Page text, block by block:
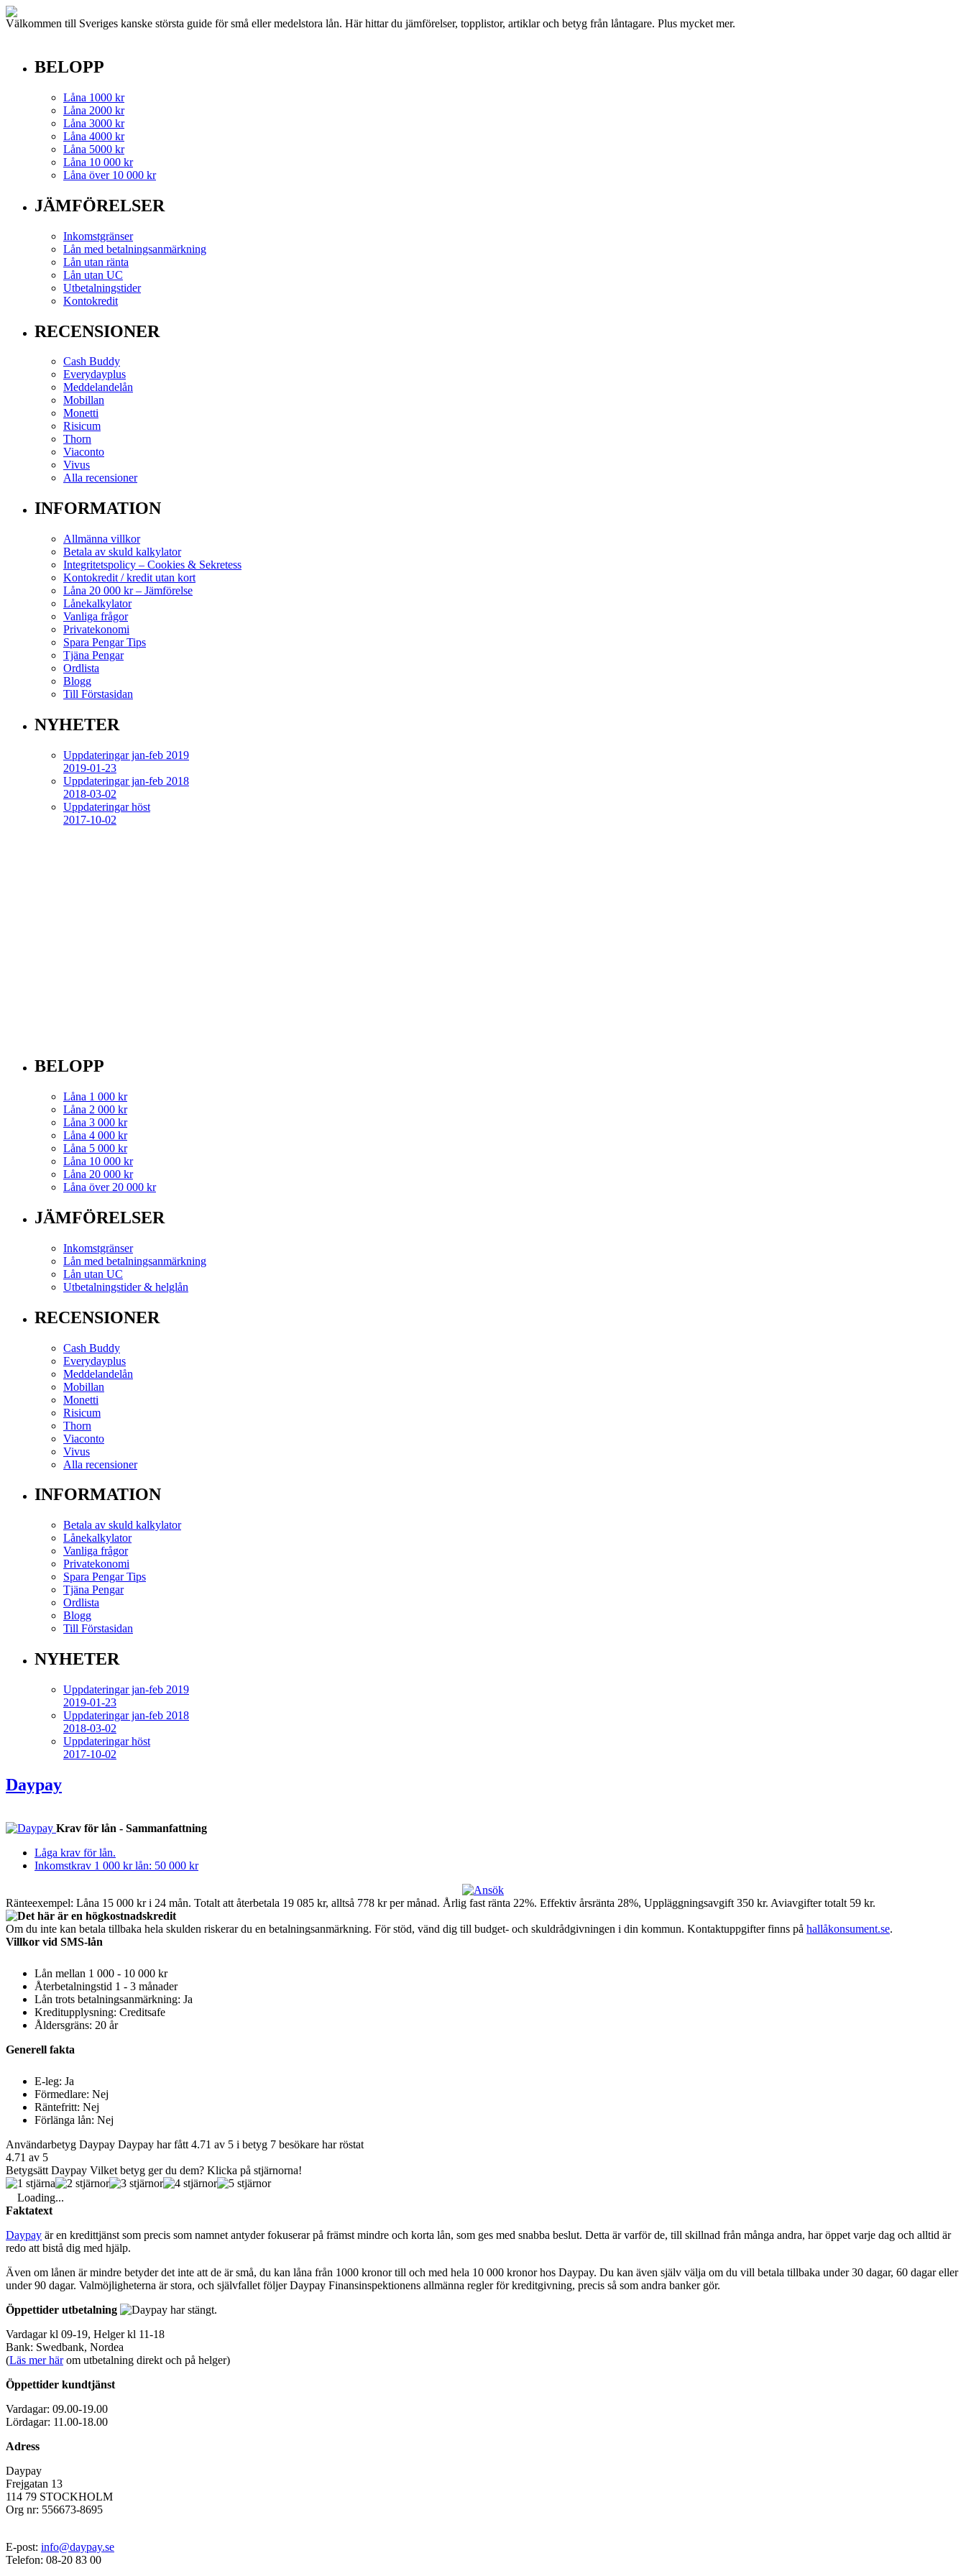
Välkommen till Sveriges kanske största guide för små eller medelstora lån. Här hittar du jämförelser, topplistor, artiklar och betyg från låntagare. Plus mycket mer.
BELOPP
Låna 1000 kr
Låna 2000 kr
Låna 3000 kr
Låna 4000 kr
Låna 5000 kr
Låna 10 000 kr
Låna över 10 000 kr
JÄMFÖRELSER
Inkomstgränser
Lån med betalningsanmärkning
Lån utan ränta
Lån utan UC
Utbetalningstider
Kontokredit
RECENSIONER
Cash Buddy
Everydayplus
Meddelandelån
Mobillan
Monetti
Risicum
Thorn
Viaconto
Vivus
Alla recensioner
INFORMATION
Allmänna villkor
Betala av skuld kalkylator
Integritetspolicy – Cookies & Sekretess
Kontokredit / kredit utan kort
Låna 20 000 kr – Jämförelse
Lånekalkylator
Vanliga frågor
Privatekonomi
Spara Pengar Tips
Tjäna Pengar
Ordlista
Blogg
Till Förstasidan
NYHETER
Uppdateringar jan-feb 2019
2019-01-23
Uppdateringar jan-feb 2018
2018-03-02
Uppdateringar höst
2017-10-02
BELOPP
Låna 1 000 kr
Låna 2 000 kr
Låna 3 000 kr
Låna 4 000 kr
Låna 5 000 kr
Låna 10 000 kr
Låna 20 000 kr
Låna över 20 000 kr
JÄMFÖRELSER
Inkomstgränser
Lån med betalningsanmärkning
Lån utan UC
Utbetalningstider & helglån
RECENSIONER
Cash Buddy
Everydayplus
Meddelandelån
Mobillan
Monetti
Risicum
Thorn
Viaconto
Vivus
Alla recensioner
INFORMATION
Betala av skuld kalkylator
Lånekalkylator
Vanliga frågor
Privatekonomi
Spara Pengar Tips
Tjäna Pengar
Ordlista
Blogg
Till Förstasidan
NYHETER
Uppdateringar jan-feb 2019
2019-01-23
Uppdateringar jan-feb 2018
2018-03-02
Uppdateringar höst
2017-10-02
Daypay
Krav för lån - Sammanfattning
Låga krav för lån.
Inkomstkrav 1 000 kr lån: 50 000 kr
Ränteexempel: Låna 15 000 kr i 24 mån. Totalt att återbetala 19 085 kr, alltså 778 kr per månad. Årlig fast ränta 22%. Effektiv årsränta 28%, Uppläggningsavgift 350 kr. Aviavgifter totalt 59 kr.
Det här är en högkostnadskredit
Om du inte kan betala tillbaka hela skulden riskerar du en betalningsanmärkning. För stöd, vänd dig till budget- och skuldrådgivningen i din kommun. Kontaktuppgifter finns på hallåkonsument.se.
Villkor vid SMS-lån
Lån mellan 1 000 - 10 000 kr
Återbetalningstid 1 - 3 månader
Lån trots betalningsanmärkning: Ja
Kreditupplysning: Creditsafe
Åldersgräns: 20 år
Generell fakta
E-leg: Ja
Förmedlare: Nej
Räntefritt: Nej
Förlänga lån: Nej
Användarbetyg Daypay Daypay har fått 4.71 av 5 i betyg 7 besökare har röstat
4.71 av 5
Betygsätt Daypay Vilket betyg ger du dem? Klicka på stjärnorna!
Loading...
Faktatext
Daypay är en kredittjänst som precis som namnet antyder fokuserar på främst mindre och korta lån, som ges med snabba beslut. Detta är varför de, till skillnad från många andra, har öppet varje dag och alltid är
redo att bistå dig med hjälp.
Även om lånen är mindre betyder det inte att de är små, du kan låna från 1000 kronor till och med hela 10 000 kronor hos Daypay. Du kan även själv välja om du vill betala tillbaka under 30 dagar, 60 dagar eller
under 90 dagar. Valmöjligheterna är stora, och självfallet följer Daypay Finansinspektionens allmänna regler för kreditgivning, precis så som andra banker gör.
Öppettider utbetalning
Vardagar kl 09-19, Helger kl 11-18
Bank: Swedbank, Nordea
(Läs mer härom utbetalning direkt och på helger)
Öppettider kundtjänst
Vardagar: 09.00-19.00
Lördagar: 11.00-18.00
Adress
Daypay
Frejgatan 13
114 79 STOCKHOLM
Org nr: 556673-8695
E-post: info@daypay.se
Telefon: 08-20 83 00